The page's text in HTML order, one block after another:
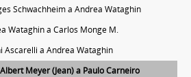
Schwachheim a Andrea Wataghin
Wataghin a Carlos Monge M.
Ascarelli a Andrea Wataghin
Meyer (Jean) a Paulo Carneiro